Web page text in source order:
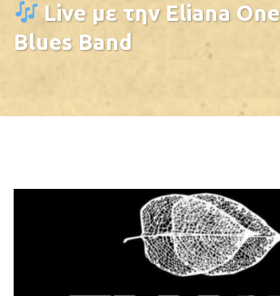
Live με την Eliana
Blues Band